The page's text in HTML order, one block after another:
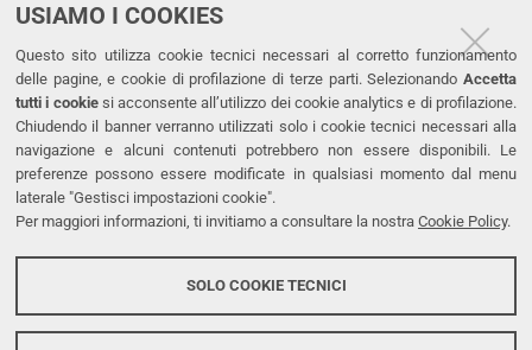
USIAMO I COOKIES
Questo sito utilizza cookie tecnici necessari al corretto funzionamento
delle pagine, e cookie di profilazione di terze parti. Selezionando Accetta
tutti i cookiesi acconsente all’utilizzo dei cookie analytics e di profilazione.
Chiudendo il banner verranno utilizzati solo i cookie tecnici necessari alla
navigazione e alcuni contenuti potrebbero non essere disponibili. Le
preferenze possono essere modificate in qualsiasi momento dal menu
laterale "Gestisci impostazioni cookie".
Per maggiori informazioni, ti invitiamo a consultare la nostra Cookie Policy.
SOLO COOKIE TECNICI
CONTATTI
Tel. +39 0532 293111
Fax. +39 0532 293031
PEC
LINKS
Accessibilità
Protezione dati personali